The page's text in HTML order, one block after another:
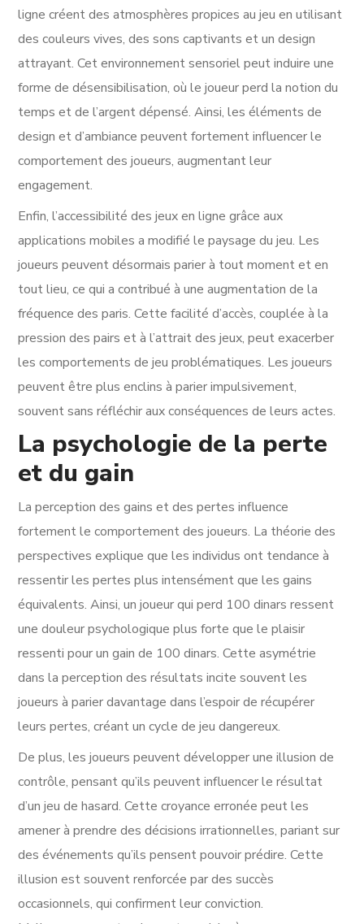
ligne créent des atmosphères propices au jeu en utilisant
des couleurs vives, des sons captivants et un design
attrayant. Cet environnement sensoriel peut induire une
forme de désensibilisation, où le joueur perd la notion du
temps et de l’argent dépensé. Ainsi, les éléments de
design et d’ambiance peuvent fortement influencer le
comportement des joueurs, augmentant leur
engagement.
Enfin, l’accessibilité des jeux en ligne grâce aux
applications mobiles a modifié le paysage du jeu. Les
joueurs peuvent désormais parier à tout moment et en
tout lieu, ce qui a contribué à une augmentation de la
fréquence des paris. Cette facilité d’accès, couplée à la
pression des pairs et à l’attrait des jeux, peut exacerber
les comportements de jeu problématiques. Les joueurs
peuvent être plus enclins à parier impulsivement,
souvent sans réfléchir aux conséquences de leurs actes.
La psychologie de la perte
et du gain
La perception des gains et des pertes influence
fortement le comportement des joueurs. La théorie des
perspectives explique que les individus ont tendance à
ressentir les pertes plus intensément que les gains
équivalents. Ainsi, un joueur qui perd 100 dinars ressent
une douleur psychologique plus forte que le plaisir
ressenti pour un gain de 100 dinars. Cette asymétrie
dans la perception des résultats incite souvent les
joueurs à parier davantage dans l’espoir de récupérer
leurs pertes, créant un cycle de jeu dangereux.
De plus, les joueurs peuvent développer une illusion de
contrôle, pensant qu’ils peuvent influencer le résultat
d’un jeu de hasard. Cette croyance erronée peut les
amener à prendre des décisions irrationnelles, pariant sur
des événements qu’ils pensent pouvoir prédire. Cette
illusion est souvent renforcée par des succès
occasionnels, qui confirment leur conviction.